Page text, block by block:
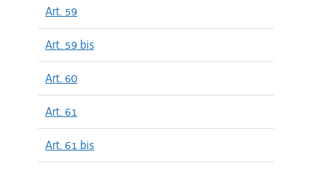
Art. 59
Art. 59 bis
Art. 60
Art. 61
Art. 61 bis